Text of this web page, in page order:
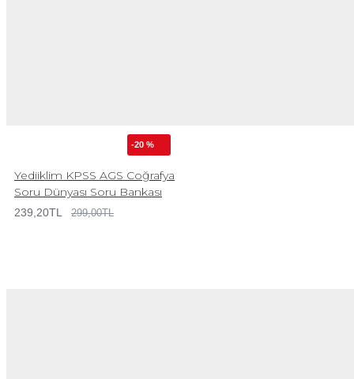
-20 %
Yediiklim KPSS AGS Coğrafya
Soru Dünyası Soru Bankası
239,20TL 299,00TL